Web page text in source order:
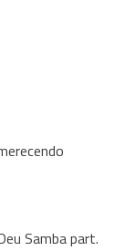
Samba part.